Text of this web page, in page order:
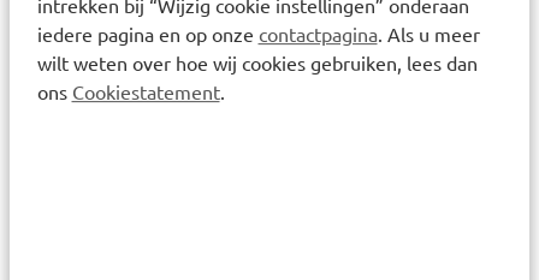
iedere pagina en op onze contactpagina. Als u meer
wilt weten over hoe wij cookies gebruiken, lees dan
ons Cookiestatement.
Worden kortdurend gebruikt bij een verstopte neus. Ze
verminderen de zwelling van het neusslijmvlies en maken
ademen makkelijker.